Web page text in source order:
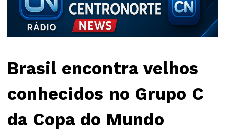
Brasil encontra velhos
conhecidos no Grupo C
da Copa do Mundo